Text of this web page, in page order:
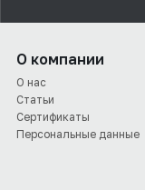
О компании
О нас
Статьи
Сертификаты
Персональные данные